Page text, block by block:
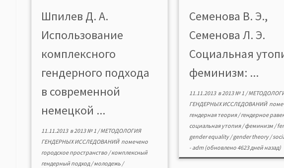
формирования концепции gender
mainstreaming. ШПИЛЕВ Дмитрий
Анатольевич кандидат
заведующий кафедрой социально-
Новгород). Shpilev D. A. Application of
gender mainstreaming […]
Шпилев Д. А.
Использование
комплексного
гендерного подхода
в современной
немецкой ...
11.11.2013в2013 № 1 /МЕТОДОЛОГИЯ
ГЕНДЕРНЫХ ИССЛЕДОВАНИЙ помечено
городское пространство /комплексный
гендерный подход/молодежь /
необходимости
модели общества
равенства,
СЕМЕНОВА Вера
доцент кафедры
государственный […]
Семенова В. Э.,
Семенова Л. Э.
Социальная
феминизм: ...
11.11.2013в2013 № 1 /
ГЕНДЕРНЫХ ИССЛЕДОВАНИЙ
гендерная теория/гендерное
социальная утопия/феминизм /
gender equality/gender theory/
- adm(обновлено 4623 дней назад)